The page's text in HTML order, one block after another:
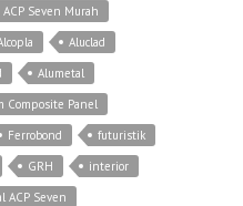
ACP Seven Murah
Aluclad
Alumetal
Composite Panel
Ferrobond
futuristik
GRH
interior
ACP Seven